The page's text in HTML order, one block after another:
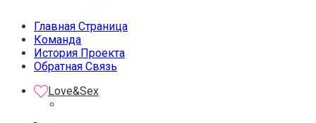
Главная Страница
Команда
История Проекта
Обратная Связь
Love&Sex